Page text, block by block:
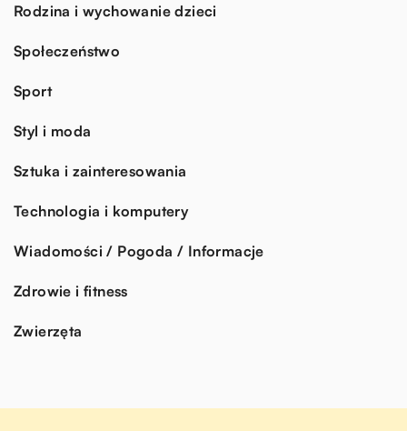
Rodzina i wychowanie dzieci
Społeczeństwo
Sport
Styl i moda
Sztuka i zainteresowania
Technologia i komputery
Wiadomości / Pogoda / Informacje
Zdrowie i fitness
Zwierzęta